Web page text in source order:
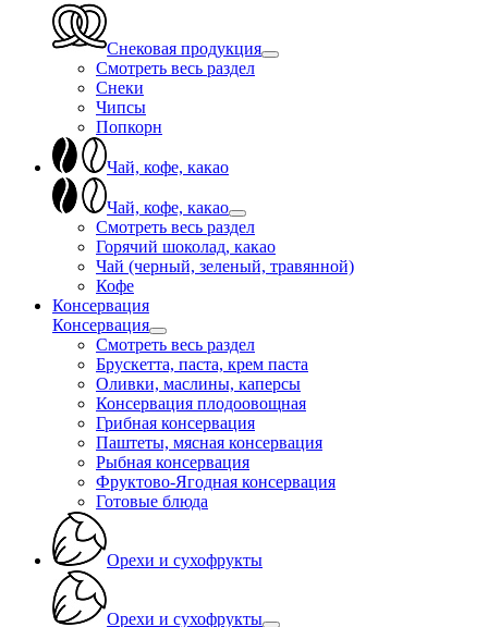
Снековая продукция
Смотреть весь раздел
Снеки
Чипсы
Попкорн
Чай, кофе, какао
Чай, кофе, какао
Смотреть весь раздел
Горячий шоколад, какао
Чай (черный, зеленый, травянной)
Кофе
Консервация
Консервация
Смотреть весь раздел
Брускетта, паста, крем паста
Оливки, маслины, каперсы
Консервация плодоовощная
Грибная консервация
Паштеты, мясная консервация
Рыбная консервация
Фруктово-Ягодная консервация
Готовые блюда
Орехи и сухофрукты
Орехи и сухофрукты